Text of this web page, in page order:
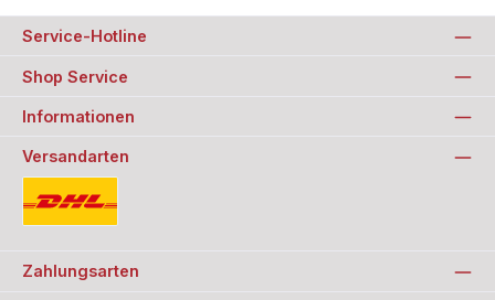
Service-Hotline
Shop Service
Informationen
Versandarten
Zahlungsarten